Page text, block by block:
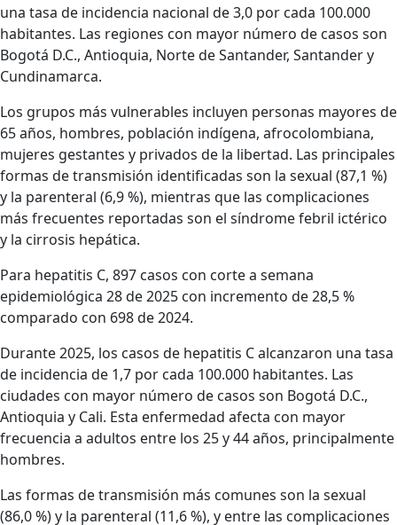
una tasa de incidencia nacional de 3,0 por cada 100.000
habitantes. Las regiones con mayor número de casos son
Bogotá D.C., Antioquia, Norte de Santander, Santander y
Cundinamarca.
Los grupos más vulnerables incluyen personas mayores de
65 años, hombres, población indígena, afrocolombiana,
mujeres gestantes y privados de la libertad. Las principales
formas de transmisión identificadas son la sexual (87,1 %)
y la parenteral (6,9 %), mientras que las complicaciones
más frecuentes reportadas son el síndrome febril ictérico
y la cirrosis hepática.
Para hepatitis C, 897 casos con corte a semana
epidemiológica 28 de 2025 con incremento de 28,5 %
comparado con 698 de 2024.
Durante 2025, los casos de hepatitis C alcanzaron una tasa
de incidencia de 1,7 por cada 100.000 habitantes. Las
ciudades con mayor número de casos son Bogotá D.C.,
Antioquia y Cali. Esta enfermedad afecta con mayor
frecuencia a adultos entre los 25 y 44 años, principalmente
hombres.
Las formas de transmisión más comunes son la sexual
(86,0 %) y la parenteral (11,6 %), y entre las complicaciones